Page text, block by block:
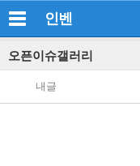
인벤
오픈이슈갤러리
내글